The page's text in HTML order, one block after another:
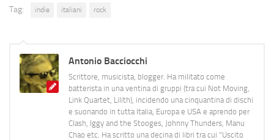
Tag: indie italiani rock
Antonio Bacciocchi
Scrittore, musicista, blogger. Ha militato come
batterista in una ventina di gruppi (tra cui Not Moving,
Link Quartet, Lilith), incidendo una cinquantina di dischi
e suonando in tutta Italia, Europa e USA e aprendo per
Clash, Iggy and the Stooges, Johnny Thunders, Manu
Chao etc. Ha scritto una decina di libri tra cui "Uscito